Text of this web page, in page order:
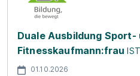
Duale Ausbildung Sport-
Fitnesskaufmann:frau
01.10.2026